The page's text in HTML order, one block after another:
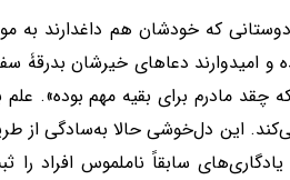
که خودشان هم داغدارند به
و امیدوارند دعاهای خیرشان بدرقۀ
چقد مادرم برای بقیه مهم بوده»‌.
این دل‌خوشی حالا به‌سادگی از
یادگاری‌های سابقاً ناملموس